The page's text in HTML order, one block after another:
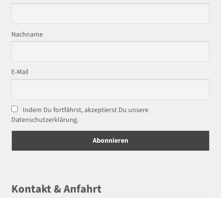
Nachname
E-Mail
Indem Du fortfährst, akzeptierst Du unsere
Datenschutzerklärung.
Kontakt & Anfahrt